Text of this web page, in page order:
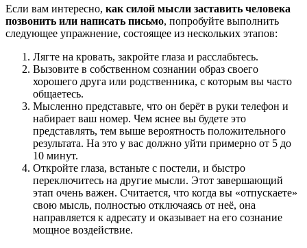
Если вам интересно, как силой мысли заставить человека
позвонить или написать письмо, попробуйте выполнить
следующее упражнение, состоящее из нескольких этапов:
Лягте на кровать, закройте глаза и расслабьтесь.
Вызовите в собственном сознании образ своего
хорошего друга или родственника, с которым вы часто
общаетесь.
Мысленно представьте, что он берёт в руки телефон и
набирает ваш номер. Чем яснее вы будете это
представлять, тем выше вероятность положительного
результата. На это у вас должно уйти примерно от 5 до
10 минут.
Откройте глаза, встаньте с постели, и быстро
переключитесь на другие мысли. Этот завершающий
этап очень важен. Считается, что когда вы «отпускаете»
свою мысль, полностью отключаясь от неё, она
направляется к адресату и оказывает на его сознание
мощное воздействие.